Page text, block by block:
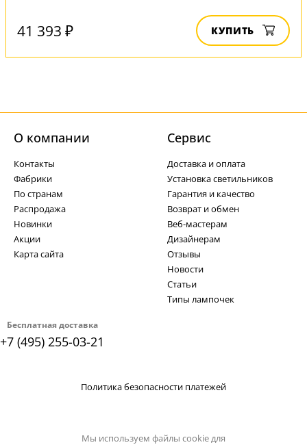
41 393 ₽ КУПИТЬ
Бесплатная доставка
+7 (495) 255-03-21
О компании
Контакты
Фабрики
По странам
Распродажа
Новинки
Акции
Карта сайта
Cервис
Доставка и оплата
Установка светильников
Гарантия и качество
Возврат и обмен
Веб-мастерам
Дизайнерам
Отзывы
Новости
Статьи
Типы лампочек
Политика безопасности платежей
Мы используем файлы cookie для